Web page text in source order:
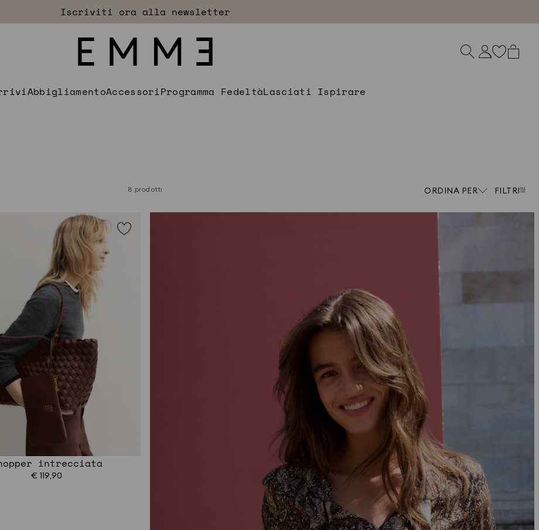
EXTRA SCONTO
Spedizioni e resi sempre gratuiti
AbbigliamentoAccessoriProgramma FedeltàLasciati Ispirare
8 prodotti ORDINA PER FILTRI
intrecciata
€ 119,90